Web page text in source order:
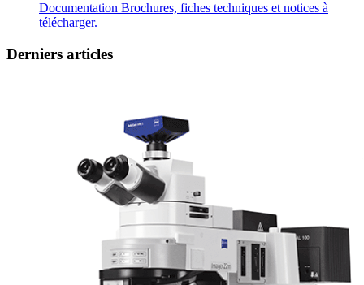
Documentation Brochures, fiches techniques et notices à
télécharger.
Derniers articles